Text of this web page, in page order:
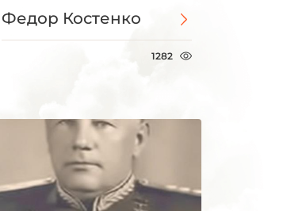
Федор Костенко
1282